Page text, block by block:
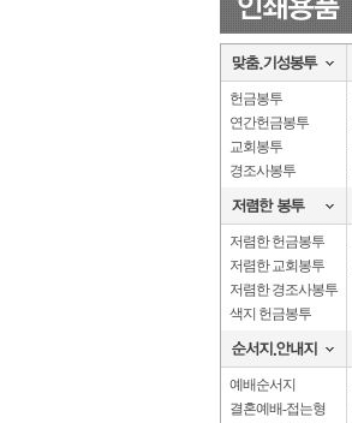
헌금봉투
연간헌금봉투
교회봉투
경조사봉투
저렴한 헌금봉투
저렴한 교회봉투
저렴한 경조사봉투
색지 헌금봉투
예배순서지
결혼예배-접는형